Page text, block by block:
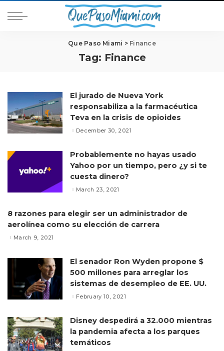
Que Paso Miami > Finance
Tag: Finance
El jurado de Nueva York
responsabiliza a la farmacéutica
Teva en la crisis de opioides
December 30, 2021
Probablemente no hayas usado
Yahoo por un tiempo, pero ¿y si te
cuesta dinero?
March 23, 2021
8 razones para elegir ser un administrador de
aerolínea como su elección de carrera
March 9, 2021
El senador Ron Wyden propone $
500 millones para arreglar los
sistemas de desempleo de EE. UU.
February 10, 2021
Disney despedirá a 32.000 mientras
la pandemia afecta a los parques
temáticos